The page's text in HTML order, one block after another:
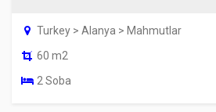
Turkey > Alanya > Mahmutlar
60 m2
2 Soba